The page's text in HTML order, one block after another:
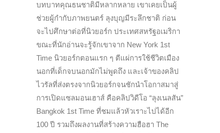
บทบาทคุณธนชาติมีหลากหลาย เขาเคยเป็นผู้
ช่วยผู้กำกับภาพยนตร์ ลุงบุญมีระลึกชาติ ก่อน
จะไปศึกษาต่อที่นิวยอร์ก ประเทศสหรัฐอเมริกา
ขณะที่นักอ่านจะรู้จักเขาจาก New York 1st
Time นิวยอร์กตอนแรก ๆ ตีแผ่การใช้ชีวิตเมือง
นอกที่เด็กจบนอกมักไม่พูดถึง และเจ้าของคลิป
ไวรัลที่ส่งตรงจากนิวยอร์กจนชักนำโอกาสมาสู่
การเปิดแซลมอนเฮาส์ คือคลิปวิดีโอ “ลุงเนลสัน”
Bangkok 1st Time ที่ชมแล้วหัวเราะไปได้อีก
100 ปี รวมถึงผลงานที่สร้างความฮือฮา The